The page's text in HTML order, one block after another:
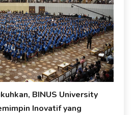
BINUS University
Inovatif yang